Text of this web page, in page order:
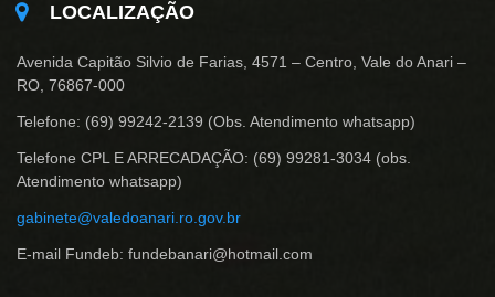
LOCALIZAÇÃO
Avenida Capitão Silvio de Farias, 4571 – Centro, Vale do Anari –
RO, 76867-000
Telefone: (69) 99242-2139 (Obs. Atendimento whatsapp)
Telefone CPL E ARRECADAÇÃO: (69) 99281-3034 (obs.
Atendimento whatsapp)
gabinete@valedoanari.ro.gov.br
E-mail Fundeb: fundebanari@hotmail.com